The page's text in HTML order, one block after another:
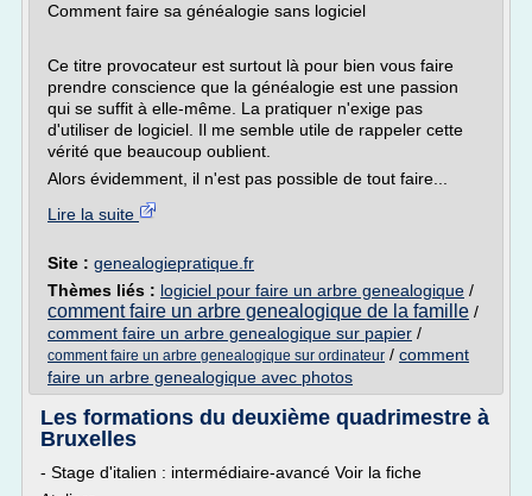
Comment faire sa généalogie sans logiciel
Ce titre provocateur est surtout là pour bien vous faire
prendre conscience que la généalogie est une passion
qui se suffit à elle-même. La pratiquer n'exige pas
d'utiliser de logiciel. Il me semble utile de rappeler cette
vérité que beaucoup oublient.
Alors évidemment, il n'est pas possible de tout faire...
Lire la suite
Site : genealogiepratique.fr
Thèmes liés : logiciel pour faire un arbre genealogique /
comment faire un arbre genealogique de la famille /
comment faire un arbre genealogique sur papier /
comment faire un arbre genealogique sur ordinateur / comment
faire un arbre genealogique avec photos
Les formations du deuxième quadrimestre à
Bruxelles
- Stage d'italien : intermédiaire-avancé Voir la fiche